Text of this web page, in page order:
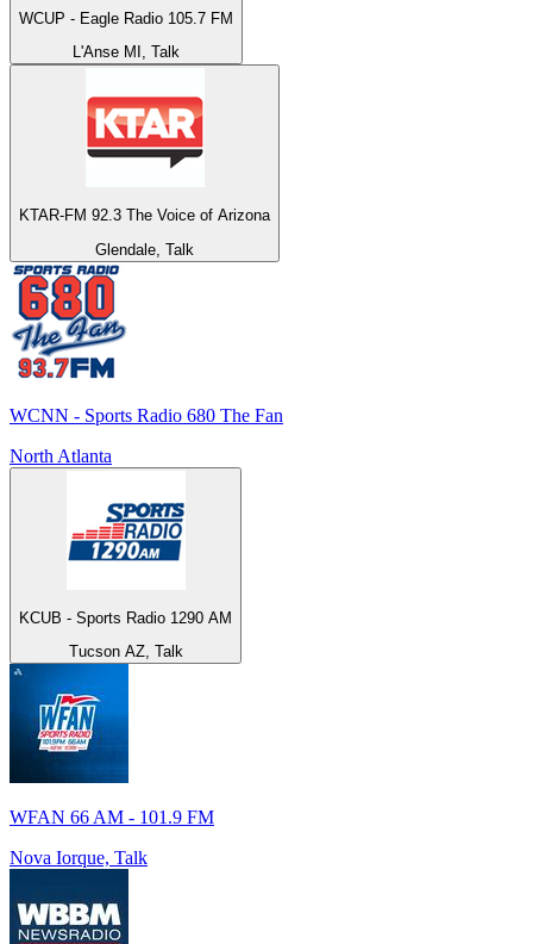
WCUP - Eagle Radio 105.7 FM
L'Anse MI, Talk
KTAR-FM 92.3 The Voice of Arizona
Glendale, Talk
WCNN - Sports Radio 680 The Fan
North Atlanta
KCUB - Sports Radio 1290 AM
Tucson AZ, Talk
WFAN 66 AM - 101.9 FM
Nova Iorque, Talk